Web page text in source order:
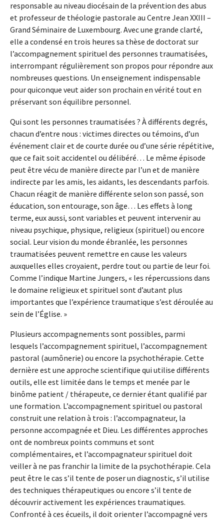
responsable au niveau diocésain de la prévention des abus
et professeur de théologie pastorale au Centre Jean XXIII –
Grand Séminaire de Luxembourg. Avec une grande clarté,
elle a condensé en trois heures sa thèse de doctorat sur
l’accompagnement spirituel des personnes traumatisées,
interrompant régulièrement son propos pour répondre aux
nombreuses questions. Un enseignement indispensable
pour quiconque veut aider son prochain en vérité tout en
préservant son équilibre personnel.
Qui sont les personnes traumatisées ? À différents degrés,
chacun d’entre nous : victimes directes ou témoins, d’un
événement clair et de courte durée ou d’une série répétitive,
que ce fait soit accidentel ou délibéré… Le même épisode
peut être vécu de manière directe par l’un et de manière
indirecte par les amis, les aidants, les descendants parfois.
Chacun réagit de manière différente selon son passé, son
éducation, son entourage, son âge… Les effets à long
terme, eux aussi, sont variables et peuvent intervenir au
niveau psychique, physique, religieux (spirituel) ou encore
social. Leur vision du monde ébranlée, les personnes
traumatisées peuvent remettre en cause les valeurs
auxquelles elles croyaient, perdre tout ou partie de leur foi.
Comme l’indique Martine Jungers, « les répercussions dans
le domaine religieux et spirituel sont d’autant plus
importantes que l’expérience traumatique s’est déroulée au
sein de l’Église. »
Plusieurs accompagnements sont possibles, parmi
lesquels l’accompagnement spirituel, l’accompagnement
pastoral (aumônerie) ou encore la psychothérapie. Cette
dernière est une approche scientifique qui utilise différents
outils, elle est limitée dans le temps et menée par le
binôme patient / thérapeute, ce dernier étant qualifié par
une formation. L’accompagnement spirituel ou pastoral
construit une relation à trois : l’accompagnateur, la
personne accompagnée et Dieu. Les différentes approches
ont de nombreux points communs et sont
complémentaires, et l’accompagnateur spirituel doit
veiller à ne pas franchir la limite de la psychothérapie. Cela
peut être le cas s’il tente de poser un diagnostic, s’il utilise
des techniques thérapeutiques ou encore s’il tente de
découvrir activement les expériences traumatiques.
Confronté à ces écueils, il doit orienter l’accompagné vers